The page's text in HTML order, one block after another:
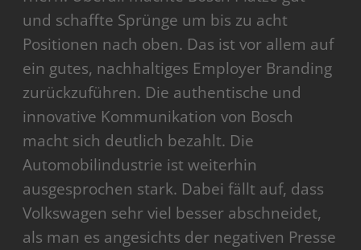
und schaffte Sprünge um bis zu acht
Positionen nach oben. Das ist vor allem auf
ein gutes, nachhaltiges Employer Branding
zurückzuführen. Die authentische und
innovative Kommunikation von Bosch
macht sich deutlich bezahlt. Die
Automobilindustrie ist weiterhin
ausgesprochen stark. Dabei fällt auf, dass
Volkswagen sehr viel besser abschneidet,
als man es angesichts der negativen Presse